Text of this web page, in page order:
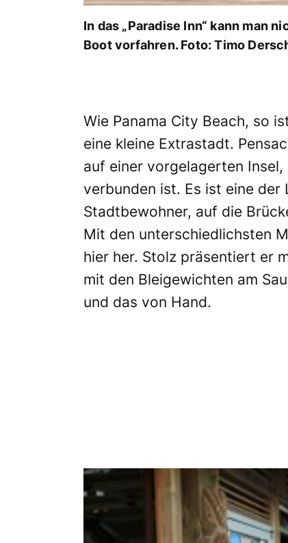
In das „Paradise Inn“ kann man
Boot vorfahren. Foto: Timo
Wie Panama City Beach, so
eine kleine Extrastadt.
auf einer vorgelagerten
verbunden ist. Es ist eine
Stadtbewohner, auf die
Mit den unterschiedlichsten
hier her. Stolz präsentiert er
mit den Bleigewichten am
und das von Hand.